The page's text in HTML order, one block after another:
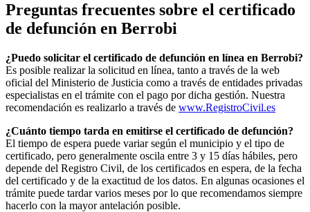
Preguntas frecuentes sobre el certificado
de defunción en Berrobi
¿Puedo solicitar el certificado de defunción en línea en Berrobi?
Es posible realizar la solicitud en línea, tanto a través de la web
oficial del Ministerio de Justicia como a través de entidades privadas
especialistas en el trámite con el pago por dicha gestión. Nuestra
recomendación es realizarlo a través de www.RegistroCivil.es
¿Cuánto tiempo tarda en emitirse el certificado de defunción?
El tiempo de espera puede variar según el municipio y el tipo de
certificado, pero generalmente oscila entre 3 y 15 días hábiles, pero
depende del Registro Civil, de los certificados en espera, de la fecha
del certificado y de la exactitud de los datos. En algunas ocasiones el
trámite puede tardar varios meses por lo que recomendamos siempre
hacerlo con la mayor antelación posible.